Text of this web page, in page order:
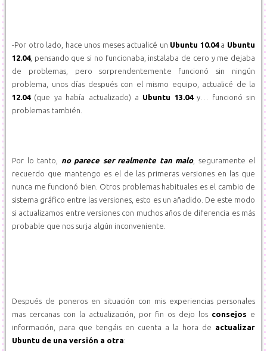
-Por otro lado, hace unos meses actualicé un Ubuntu 10.04a Ubuntu
12.04, pensando que si no funcionaba, instalaba de cero y me dejaba
de problemas, pero sorprendentemente funcionó sin ningún
problema, unos días después con el mismo equipo, actualicé de la
12.04(que ya había actualizado) a Ubuntu 13.04y… funcionó sin
problemas también.
Por lo tanto, no parece ser realmente tan malo, seguramente el
recuerdo que mantengo es el de las primeras versiones en las que
nunca me funcionó bien. Otros problemas habituales es el cambio de
sistema gráfico entre las versiones, esto es un añadido. De este modo
si actualizamos entre versiones con muchos años de diferencia es más
probable que nos surja algún inconveniente.
Después de poneros en situación con mis experiencias personales
mas cercanas con la actualización, por fin os dejo los consejos e
información, para que tengáis en cuenta a la hora de actualizar
Ubuntu de una versión a otra: